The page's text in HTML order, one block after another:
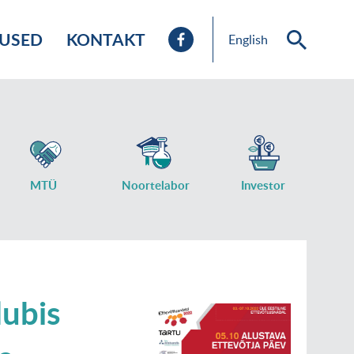
KONTAKT English
MTÜ Noortelabor Investor